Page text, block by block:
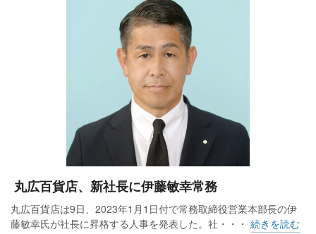
化している。6階は「みらいを創るトキ」で、その象徴がまる
ひろば。約80坪の広大なスペースにイスやテーブル、芝生、
Wi-Fiや携帯電話を充電できるコンセントなどを備え、客の待
ち合わせ場や憩いの場を担う。外商顧客らが使える「スター
サロン」、絵画などの催しを開く「ギャラリー」も別館4階か
丸広百貨店、新社長に伊藤敏幸常務
丸広百貨店は9日、2023年1月1日付で常務取締役営業本部長の伊
藤敏幸氏が社長に昇格する人事を発表した。社・・・ 続きを読む